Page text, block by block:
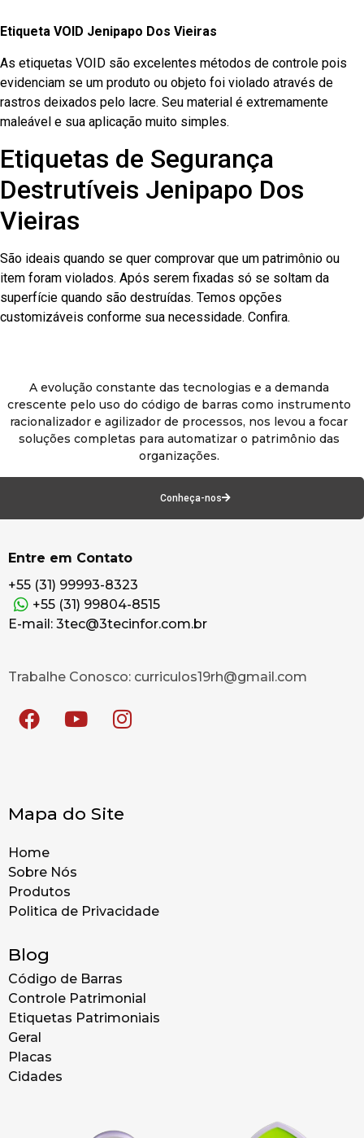
Etiqueta VOID Jenipapo Dos Vieiras
As etiquetas VOID são excelentes métodos de controle pois
evidenciam se um produto ou objeto foi violado através de
rastros deixados pelo lacre. Seu material é extremamente
maleável e sua aplicação muito simples.
Etiquetas de Segurança
Destrutíveis Jenipapo Dos
Vieiras
São ideais quando se quer comprovar que um patrimônio ou
item foram violados. Após serem fixadas só se soltam da
superfície quando são destruídas. Temos opções
customizáveis conforme sua necessidade. Confira.
A evolução constante das tecnologias e a demanda
crescente pelo uso do código de barras como instrumento
racionalizador e agilizador de processos, nos levou a focar
soluções completas para automatizar o patrimônio das
organizações.
Conheça-nos
Entre em Contato
+55 (31) 99993-8323
+55 (31) 99804-8515
E-mail: 3tec@3tecinfor.com.br
Trabalhe Conosco: curriculos19rh@gmail.com
Mapa do Site
Home
Sobre Nós
Produtos
Politica de Privacidade
Blog
Código de Barras
Controle Patrimonial
Etiquetas Patrimoniais
Geral
Placas
Cidades